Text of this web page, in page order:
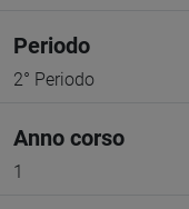
Periodo
2° Periodo
Anno corso
1